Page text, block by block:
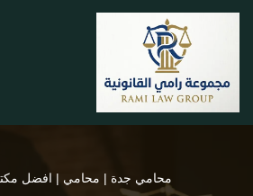
إلى
المحتوى
محامي جدة | محامي | افضل